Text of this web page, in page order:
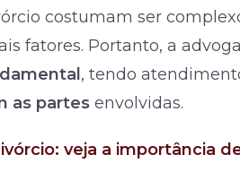
costumam ser
fatores. Portanto, a
, tendo
as partes envolvidas.
veja a importância